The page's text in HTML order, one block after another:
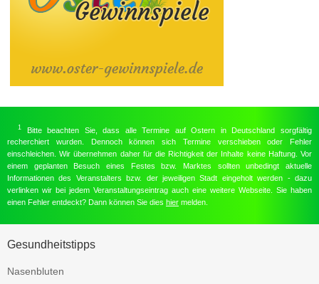
1
Bitte beachten Sie, dass alle Termine auf Ostern in Deutschland sorgfältig
recherchiert wurden. Dennoch können sich Termine verschieben oder Fehler
einschleichen. Wir übernehmen daher für die Richtigkeit der Inhalte keine Haftung. Vor
einem geplanten Besuch eines Festes bzw. Marktes sollten unbedingt aktuelle
Informationen des Veranstalters bzw. der jeweiligen Stadt eingeholt werden - dazu
verlinken wir bei jedem Veranstaltungseintrag auch eine weitere Webseite. Sie haben
einen Fehler entdeckt? Dann können Sie dies hier melden.
Gesundheitstipps
Nasenbluten